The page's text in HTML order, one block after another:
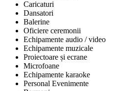
Caricaturi
Dansatori
Balerine
Oficiere ceremonii
Echipamente audio / video
Echipamente muzicale
Proiectoare și ecrane
Microfoane
Echipamente karaoke
Personal Evenimente